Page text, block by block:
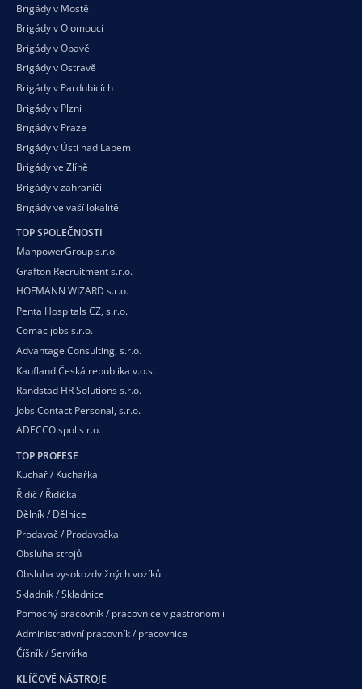
Brigády v Mostě
Brigády v Olomouci
Brigády v Opavě
Brigády v Ostravě
Brigády v Pardubicích
Brigády v Plzni
Brigády v Praze
Brigády v Ústí nad Labem
Brigády ve Zlíně
Brigády v zahraničí
Brigády ve vaší lokalitě
TOP SPOLEČNOSTI
ManpowerGroup s.r.o.
Grafton Recruitment s.r.o.
HOFMANN WIZARD s.r.o.
Penta Hospitals CZ, s.r.o.
Comac jobs s.r.o.
Advantage Consulting, s.r.o.
Kaufland Česká republika v.o.s.
Randstad HR Solutions s.r.o.
Jobs Contact Personal, s.r.o.
ADECCO spol.s r.o.
TOP PROFESE
Kuchař / Kuchařka
Řidič / Řidička
Dělník / Dělnice
Prodavač / Prodavačka
Obsluha strojů
Obsluha vysokozdvižných vozíků
Skladník / Skladnice
Pomocný pracovník / pracovnice v gastronomii
Administrativní pracovník / pracovnice
Číšník / Servírka
KLÍČOVÉ NÁSTROJE